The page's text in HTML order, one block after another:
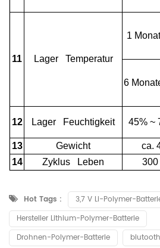
11 Lager Temperatur
1 Monat
6
12 Lager Feuchtigkeit 45% ~
13
Gewicht
ca.
14
Zyklus Leben 300
Hot Tags :
3,7 V Li-Polymer-
Hersteller Lithium-Polymer-Batterie
Drohnen-Polymer-Batterie